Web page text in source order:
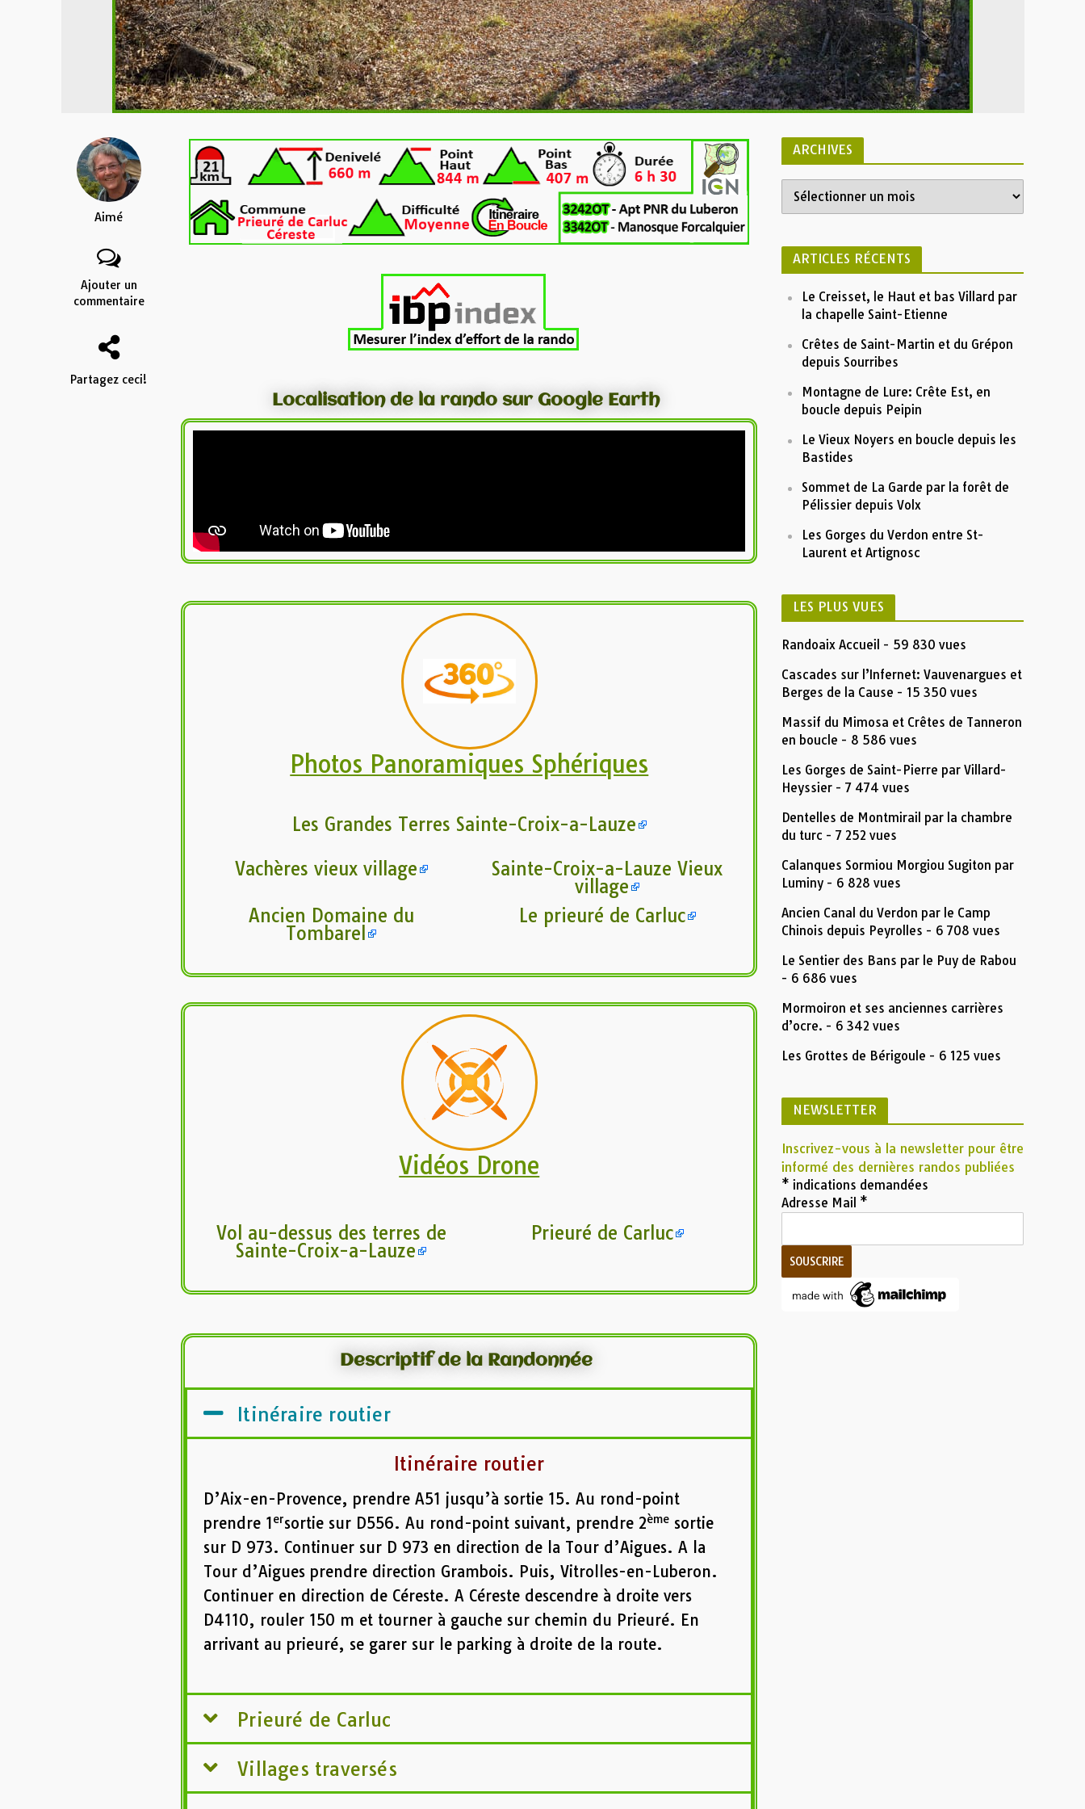
Aimé
Ajouter un
commentaire
Partagez ceci!
Localisation de la rando sur Google Earth
Photos Panoramiques Sphériques
Les Grandes Terres Sainte-Croix-a-Lauze
Vachères vieux village
Sainte-Croix-a-Lauze Vieux
village
Ancien Domaine du
Tombarel
Le prieuré de Carluc
Vidéos Drone
Vol au-dessus des terres de
Sainte-Croix-a-Lauze
Prieuré de Carluc
Descriptif de la Randonnée
Itinéraire routier
Itinéraire routier
D’Aix-en-Provence, prendre A51 jusqu’à sortie 15. Au rond-point
prendre 1ersortie sur D556. Au rond-point suivant, prendre 2ème sortie
sur D 973. Continuer sur D 973 en direction de la Tour d’Aigues. A la
Tour d’Aigues prendre direction Grambois. Puis, Vitrolles-en-Luberon.
Continuer en direction de Céreste. A Céreste descendre à droite vers
D4110, rouler 150 m et tourner à gauche sur chemin du Prieuré. En
arrivant au prieuré, se garer sur le parking à droite de la route.
Prieuré de Carluc
Villages traversés
ARCHIVES
ARTICLES RÉCENTS
Le Creisset, le Haut et bas Villard par
la chapelle Saint-Etienne
Crêtes de Saint-Martin et du Grépon
depuis Sourribes
Montagne de Lure: Crête Est, en
boucle depuis Peipin
Le Vieux Noyers en boucle depuis les
Bastides
Sommet de La Garde par la forêt de
Pélissier depuis Volx
Les Gorges du Verdon entre St-
Laurent et Artignosc
LES PLUS VUES
Randoaix Accueil - 59 830 vues
Cascades sur l’Infernet: Vauvenargues et
Berges de la Cause - 15 350 vues
Massif du Mimosa et Crêtes de Tanneron
en boucle - 8 586 vues
Les Gorges de Saint-Pierre par Villard-
Heyssier - 7 474 vues
Dentelles de Montmirail par la chambre
du turc - 7 252 vues
Calanques Sormiou Morgiou Sugiton par
Luminy - 6 828 vues
Ancien Canal du Verdon par le Camp
Chinois depuis Peyrolles - 6 708 vues
Le Sentier des Bans par le Puy de Rabou
- 6 686 vues
Mormoiron et ses anciennes carrières
d’ocre. - 6 342 vues
Les Grottes de Bérigoule - 6 125 vues
NEWSLETTER
Inscrivez-vous à la newsletter pour être
informé des dernières randos publiées
* indications demandées
Adresse Mail *